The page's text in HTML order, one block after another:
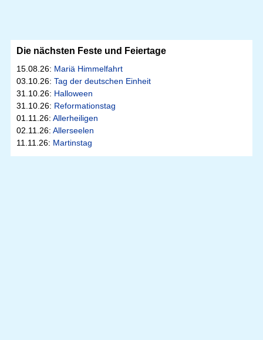
Die nächsten Feste und Feiertage
15.08.26: Mariä Himmelfahrt
03.10.26: Tag der deutschen Einheit
31.10.26: Halloween
31.10.26: Reformationstag
01.11.26: Allerheiligen
02.11.26: Allerseelen
11.11.26: Martinstag